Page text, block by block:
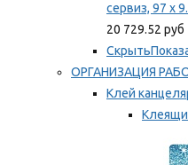
сервиз, 97 x
20 729.52 руб
Скрыть
ОРГАНИЗАЦИЯ
Клей
Мы